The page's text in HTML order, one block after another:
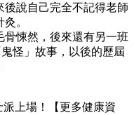
說自己完全不記得老師
。
悚然，後來還有另一班
怪」故事，以後的歷屆
上場！【更多健康資